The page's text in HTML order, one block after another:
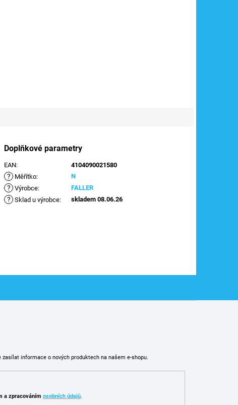
Doplňkové parametry
EAN: 4104090021580
? Měřítko: N
? Výrobce: FALLER
? Sklad u výrobce: skladem 08.06.26
informace o nových produktech na našem e-shopu.
a zpracováním osobních údajů.